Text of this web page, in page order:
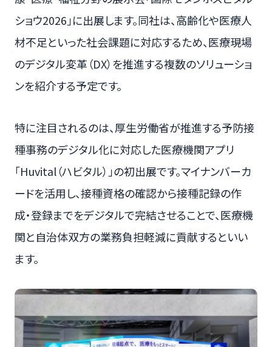
ショウ2026」に出展します。同社は、高齢化や医療人
材不足といった社会課題に対応するため、医療現場
のデジタル変革（DX）を推進する複数のソリューショ
ンを紹介する予定です。
特に注目されるのは、厚生労働省が推進する予防接
種事務のデジタル化に対応した医療機関アプリ
「Huvital（ハビタル）」の初出展です。マイナンバーカ
ードを活用し、接種資格の確認から接種記録の作
成・登録までをデジタルで完結させることで、医療機
関と自治体双方の業務負担軽減に貢献するといい
ます。